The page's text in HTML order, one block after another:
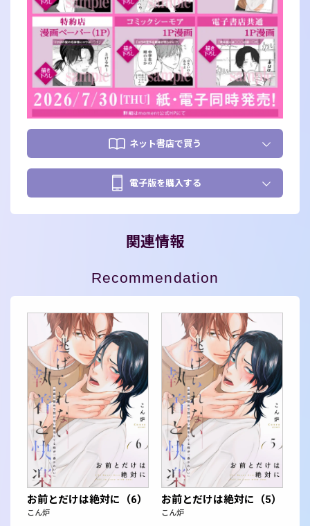
ネット書店で買う
電子版を購入する
関連情報
Recommendation
お前とだけは絶対に（6）
こん炉
お前とだけは絶対に（5）
こん炉